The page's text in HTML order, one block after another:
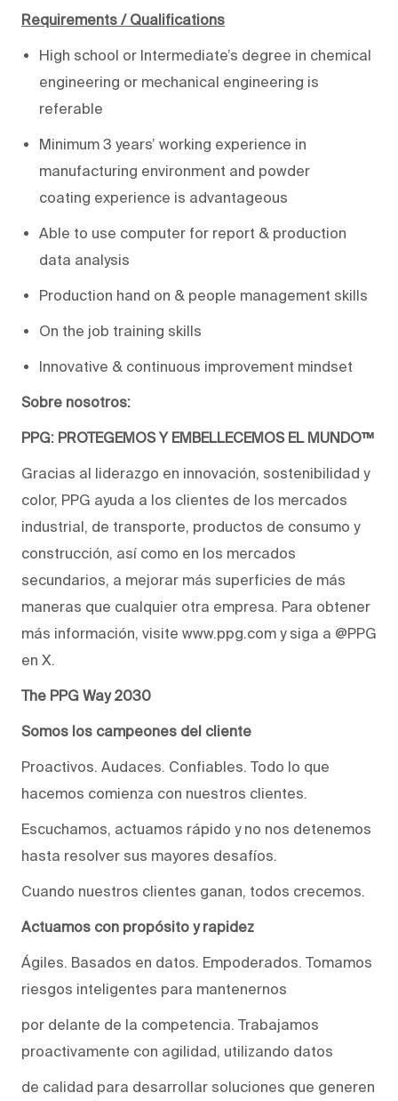
Requirements / Qualifications
High school or Intermediate’s degree in chemical
engineering or mechanical engineering is
referable
Minimum 3 years’ working experience in
manufacturing environment and powder
coating experience is advantageous
Able to use computer for report & production
data analysis
Production hand on & people management skills
On the job training skills
Innovative & continuous improvement mindset
Sobre nosotros:
PPG: PROTEGEMOS Y EMBELLECEMOS EL MUNDO™
Gracias al liderazgo en innovación, sostenibilidad y
color, PPG ayuda a los clientes de los mercados
industrial, de transporte, productos de consumo y
construcción, así como en los mercados
secundarios, a mejorar más superficies de más
maneras que cualquier otra empresa. Para obtener
más información, visite www.ppg.com y siga a @PPG
en X.
The PPG Way 2030
Somos los campeones del cliente
Proactivos. Audaces. Confiables. Todo lo que
hacemos comienza con nuestros clientes.
Escuchamos, actuamos rápido y no nos detenemos
hasta resolver sus mayores desafíos.
Cuando nuestros clientes ganan, todos crecemos.
Actuamos con propósito y rapidez
Ágiles. Basados en datos. Empoderados. Tomamos
riesgos inteligentes para mantenernos
por delante de la competencia. Trabajamos
proactivamente con agilidad, utilizando datos
de calidad para desarrollar soluciones que generen